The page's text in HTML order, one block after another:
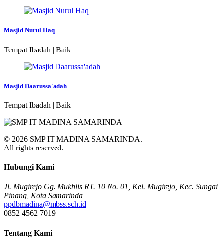
Masjid Nurul Haq
Tempat Ibadah | Baik
Masjid Daarussa'adah
Tempat Ibadah | Baik
© 2026 SMP IT MADINA SAMARINDA.
All rights reserved.
Hubungi Kami
Jl. Mugirejo Gg. Mukhlis RT. 10 No. 01, Kel. Mugirejo, Kec. Sungai
Pinang, Kota Samarinda
ppdbmadina@mbss.sch.id
0852 4562 7019
Tentang Kami